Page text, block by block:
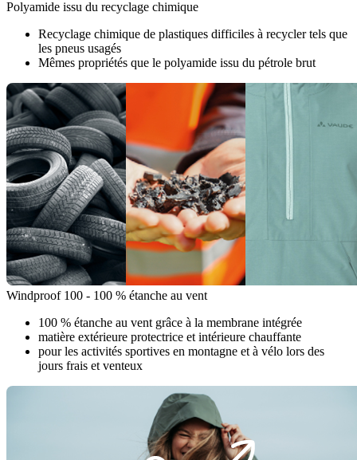
Polyamide issu du recyclage chimique
Recyclage chimique de plastiques difficiles à recycler tels que
les pneus usagés
Mêmes propriétés que le polyamide issu du pétrole brut
Windproof 100 - 100 % étanche au vent
100 % étanche au vent grâce à la membrane intégrée
matière extérieure protectrice et intérieure chauffante
pour les activités sportives en montagne et à vélo lors des
jours frais et venteux